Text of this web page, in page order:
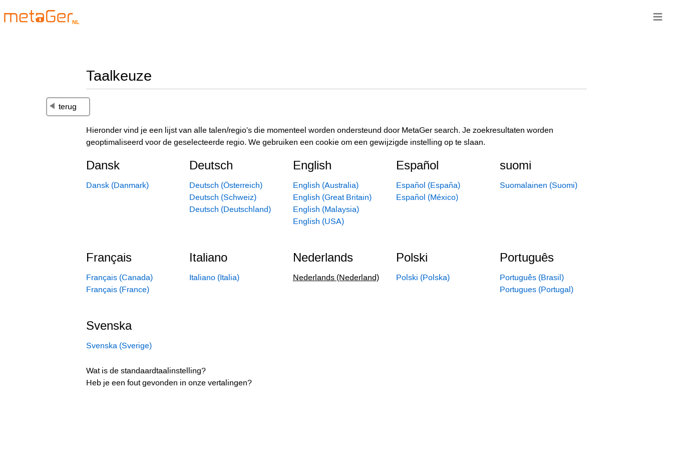
NL
Taalkeuze
terug
Hieronder vind je een lijst van alle talen/regio's die momenteel worden ondersteund door MetaGer search. Je zoekresultaten worden
geoptimaliseerd voor de geselecteerde regio. We gebruiken een cookie om een gewijzigde instelling op te slaan.
Dansk
Dansk (Danmark)
Deutsch
Deutsch (Österreich)
Deutsch (Schweiz)
Deutsch (Deutschland)
English
English (Australia)
English (Great Britain)
English (Malaysia)
English (USA)
Español
Español (España)
Español (México)
suomi
Suomalainen (Suomi)
Français
Français (Canada)
Français (France)
Italiano
Italiano (Italia)
Nederlands
Nederlands (Nederland)
Polski
Polski (Polska)
Português
Português (Brasil)
Portugues (Portugal)
Svenska
Svenska (Sverige)
Wat is de standaardtaalinstelling?
Heb je een fout gevonden in onze vertalingen?
≡